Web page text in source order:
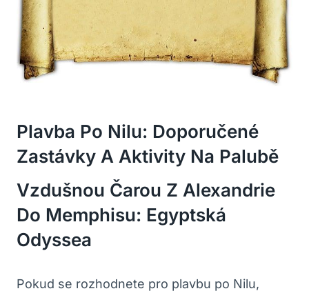
Plavba Po Nilu: Doporučené
Zastávky A Aktivity Na Palubě
Vzdušnou Čarou Z Alexandrie
Do Memphisu: Egyptská
Odyssea
Pokud se rozhodnete pro plavbu po Nilu,